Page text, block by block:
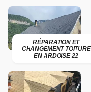
RÉPARATION ET
CHANGEMENT TOITURE
EN ARDOISE 22